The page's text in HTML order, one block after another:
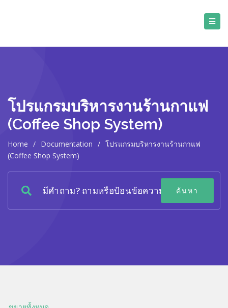
โปรแกรมบริหารงานร้านกาแฟ
(Coffee Shop System)
Home / Documentation / โปรแกรมบริหารงานร้านกาแฟ
(Coffee Shop System)